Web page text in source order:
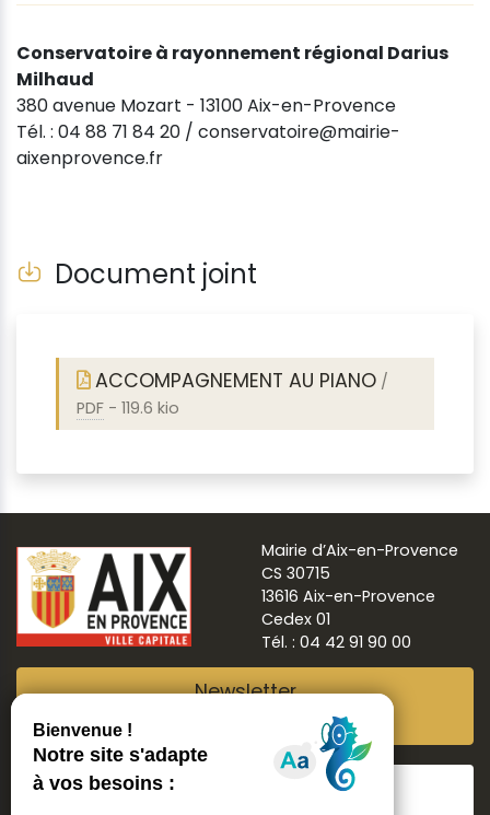
Conservatoire à rayonnement régional Darius
Milhaud
380 avenue Mozart - 13100 Aix-en-Provence
Tél. : 04 88 71 84 20 / conservatoire@mairie-
aixenprovence.fr
Document joint
ACCOMPAGNEMENT AU PIANO /
PDF - 119.6 kio
Mairie d’Aix-en-Provence
CS 30715
13616 Aix-en-Provence
Cedex 01
Tél. : 04 42 91 90 00
Newsletter
Suivre Aix ma ville